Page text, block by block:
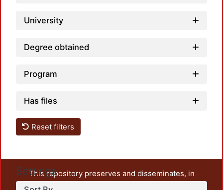
University
Degree obtained
Program
Has files
Reset filters
Settings
This repository preserves and disseminates, in
unrestricted open access, the teaching and research